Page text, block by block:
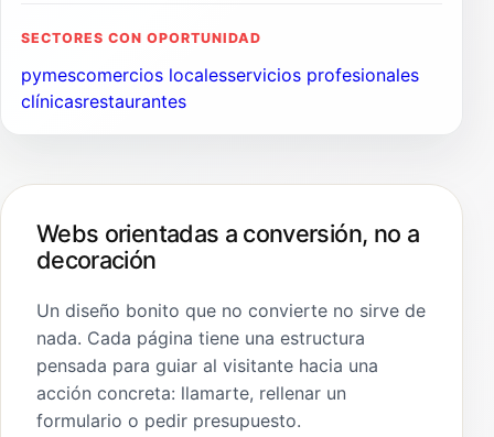
SECTORES CON OPORTUNIDAD
pymescomercios localesservicios profesionales
clínicasrestaurantes
Webs orientadas a conversión, no a
decoración
Un diseño bonito que no convierte no sirve de
nada. Cada página tiene una estructura
pensada para guiar al visitante hacia una
acción concreta: llamarte, rellenar un
formulario o pedir presupuesto.